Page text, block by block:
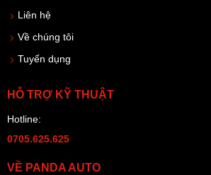
Liên hệ
Về chúng tôi
Tuyển dụng
HỖ TRỢ KỸ THUẬT
Hotline:
0705.625.625
VỀ PANDA AUTO